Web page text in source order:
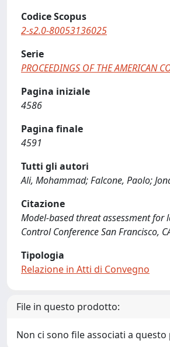
Codice Scopus
2-s2.0-80053136025
Serie
PROCEEDINGS OF THE AMERICAN
Pagina iniziale
4586
Pagina finale
4591
Tutti gli autori
Ali, Mohammad; Falcone, Paolo;
Citazione
Model-based threat assessment for
Control Conference San Francisco,
Tipologia
Relazione in Atti di Convegno
File in questo prodotto:
Non ci sono file associati a